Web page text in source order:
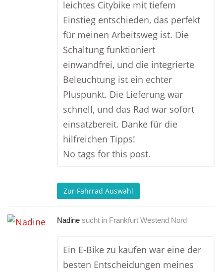
leichtes Citybike mit tiefem
Einstieg entschieden, das perfekt
für meinen Arbeitsweg ist. Die
Schaltung funktioniert
einwandfrei, und die integrierte
Beleuchtung ist ein echter
Pluspunkt. Die Lieferung war
schnell, und das Rad war sofort
einsatzbereit. Danke für die
hilfreichen Tipps!
No tags for this post.
Zur Fahrrad Auswahl
Nadine sucht in Frankfurt Westend Nord
Ein E-Bike zu kaufen war eine der
besten Entscheidungen meines